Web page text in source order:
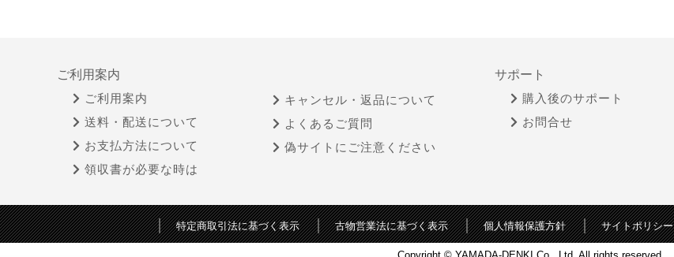
ご利用案内
ご利用案内
送料・配送について
お支払方法について
領収書が必要な時は
キャンセル・返品について
よくあるご質問
偽サイトにご注意ください
サポート
購入後のサポート
お問合せ
特定商取引法に基づく表示 古物営業法に基づく表示 個人情報保護方針 サイトポリシー